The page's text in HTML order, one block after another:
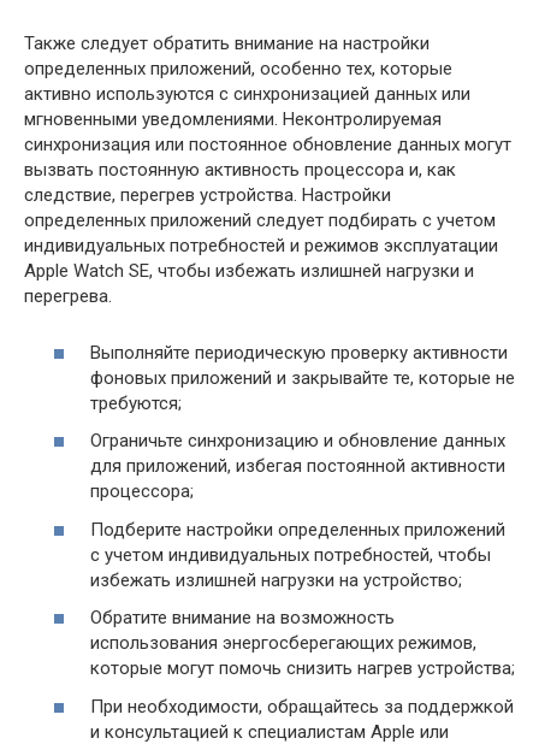
Также следует обратить внимание на настройки
определенных приложений, особенно тех, которые
активно используются с синхронизацией данных или
мгновенными уведомлениями. Неконтролируемая
синхронизация или постоянное обновление данных могут
вызвать постоянную активность процессора и, как
следствие, перегрев устройства. Настройки
определенных приложений следует подбирать с учетом
индивидуальных потребностей и режимов эксплуатации
Apple Watch SE, чтобы избежать излишней нагрузки и
перегрева.
Выполняйте периодическую проверку активности
фоновых приложений и закрывайте те, которые не
требуются;
Ограничьте синхронизацию и обновление данных
для приложений, избегая постоянной активности
процессора;
Подберите настройки определенных приложений
с учетом индивидуальных потребностей, чтобы
избежать излишней нагрузки на устройство;
Обратите внимание на возможность
использования энергосберегающих режимов,
которые могут помочь снизить нагрев устройства;
При необходимости, обращайтесь за поддержкой
и консультацией к специалистам Apple или